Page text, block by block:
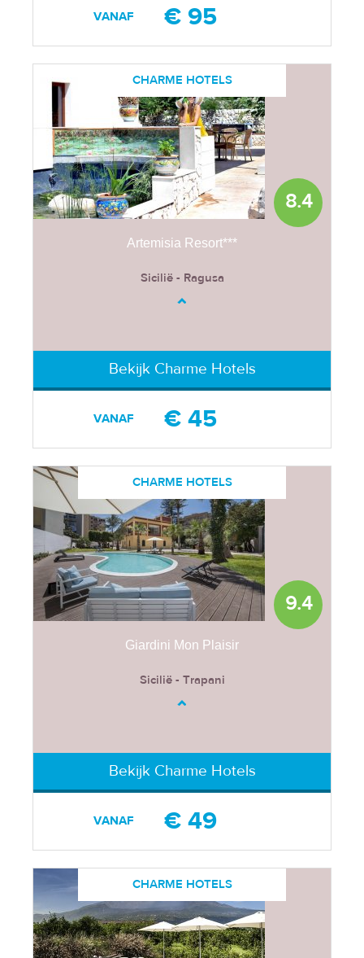
VANAF € 95
CHARME HOTELS
8.4
Artemisia Resort***
Sicilië - Ragusa
Bekijk Charme Hotels
VANAF € 45
CHARME HOTELS
9.4
Giardini Mon Plaisir
Sicilië - Trapani
Bekijk Charme Hotels
VANAF € 49
CHARME HOTELS